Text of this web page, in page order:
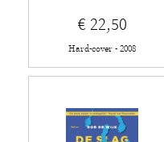
€ 22,50
Hard-cover - 2008